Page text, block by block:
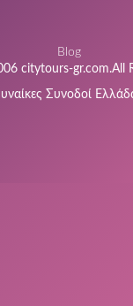
Blog
citytours-gr.com.All
υναίκες Συνοδοί